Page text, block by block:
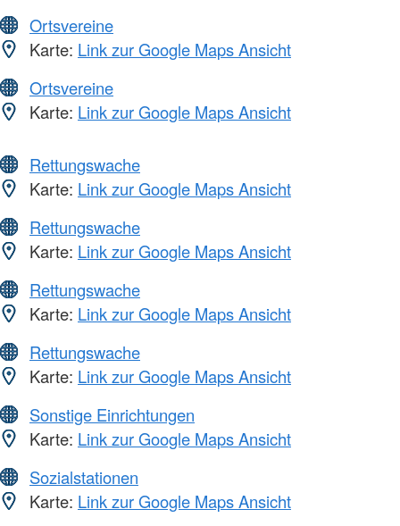
Ortsvereine
Karte: Link zur Google Maps Ansicht
Ortsvereine
Karte: Link zur Google Maps Ansicht
Rettungswache
Karte: Link zur Google Maps Ansicht
Rettungswache
Karte: Link zur Google Maps Ansicht
Rettungswache
Karte: Link zur Google Maps Ansicht
Rettungswache
Karte: Link zur Google Maps Ansicht
Sonstige Einrichtungen
Karte: Link zur Google Maps Ansicht
Sozialstationen
Karte: Link zur Google Maps Ansicht